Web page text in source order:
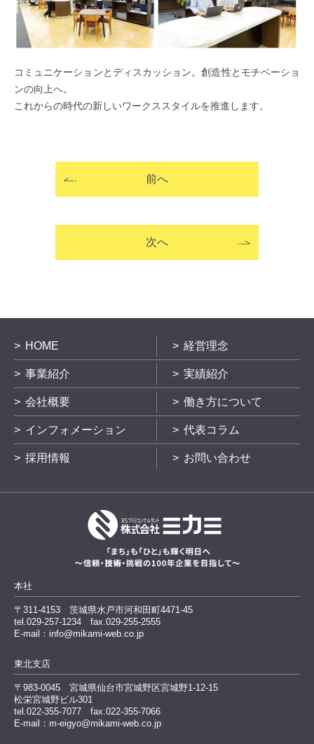
コミュニケーションとディスカッション。創造性とモチベーショ
ンの向上へ。
これからの時代の新しいワークススタイルを推進します。
前へ
次へ
HOME 経営理念
事業紹介 実績紹介
会社概要 働き方について
インフォメーション 代表コラム
採用情報 お問い合わせ
本社
〒311-4153 茨城県水戸市河和田町4471-45
tel.029-257-1234 fax.029-255-2555
E-mail：info@mikami-web.co.jp
東北支店
〒983-0045 宮城県仙台市宮城野区宮城野1-12-15
松栄宮城野ビル301
tel.022-355-7077 fax.022-355-7066
E-mail：m-eigyo@mikami-web.co.jp